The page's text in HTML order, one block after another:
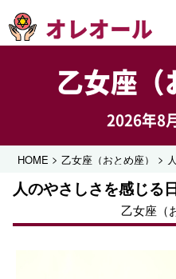
オレオール
乙女座（
2026年8
HOME >乙女座（おとめ座） >
人のやさしさを感じる
乙女座（